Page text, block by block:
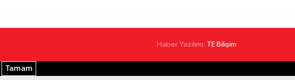
Haber Yazılımı: TE Bilişim
Tamam